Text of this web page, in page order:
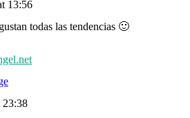
13:56
todas las tendencias 🙂
23:38